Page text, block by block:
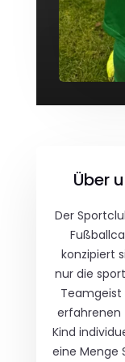
Über
Der
konzipiert
nur die
Teamgeist
erfahrenen
Kind
eine Menge